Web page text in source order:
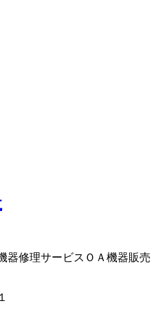
器修理サービス ＯＡ機器販売